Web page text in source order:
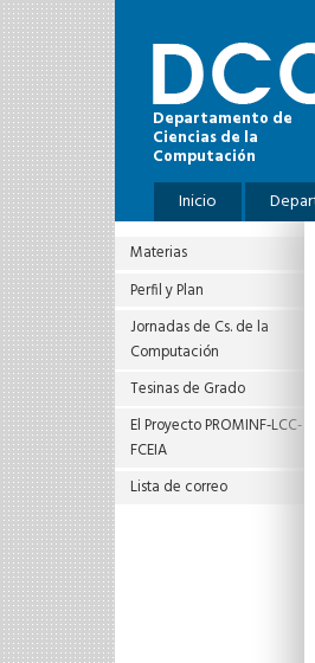
Pasar al contenido principal
Departamento de
Ciencias de la
Computación
Menú principal
Inicio
Materias
Perfil y Plan
Jornadas de Cs. de la
Computación
Tesinas de Grado
El Proyecto PROMINF‐LCC‐
FCEIA
Lista de correo